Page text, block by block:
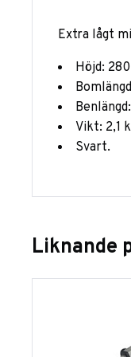
Extra lågt
Höjd:
Vikt: 2,1
Svart.
Liknande